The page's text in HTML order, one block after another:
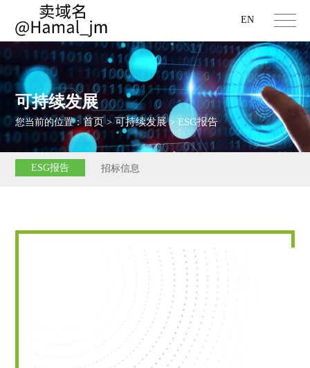
EN
可持续发展
您当前的位置：首页>可持续发展>ESG报告
ESG报告 招标信息